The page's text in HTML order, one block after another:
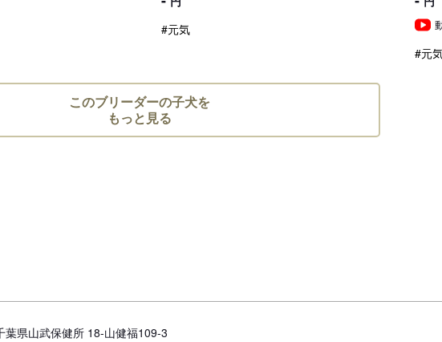
対面説明・現物確認を実施する場所を事業所に限定
ことが義務付けられております。
必ず事業所にて見学・対面を行った上、お迎えいただ
#元気
#元
このブリーダーの子犬を
もっと見る
葉県山武保健所 18-山健福109-3